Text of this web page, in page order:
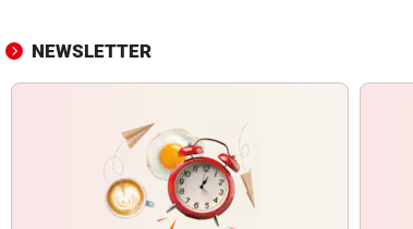
NEWSLETTER